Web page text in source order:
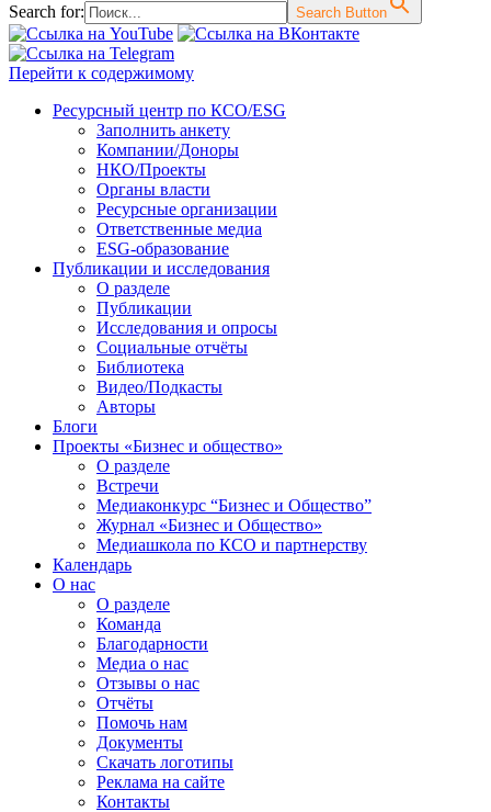
Search for: Search Button
Перейти к содержимому
Ресурсный центр по КСО/ESG
Заполнить анкету
Компании/Доноры
НКО/Проекты
Органы власти
Ресурсные организации
Ответственные медиа
ESG-образование
Публикации и исследования
О разделе
Публикации
Исследования и опросы
Социальные отчёты
Библиотека
Видео/Подкасты
Авторы
Блоги
Проекты «Бизнес и общество»
О разделе
Встречи
Медиаконкурс “Бизнес и Общество”
Журнал «Бизнес и Общество»
Медиашкола по КСО и партнерству
Календарь
О нас
О разделе
Команда
Благодарности
Медиа о нас
Отзывы о нас
Отчёты
Помочь нам
Документы
Скачать логотипы
Реклама на сайте
Контакты